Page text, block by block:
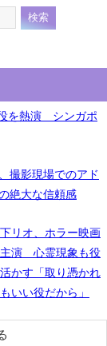
を熱演 シンガポ
撮影現場でのアド
絶大な信頼感
リオ、ホラー映画
演 心霊現象も役
かす「取り憑かれ
いい役だから」